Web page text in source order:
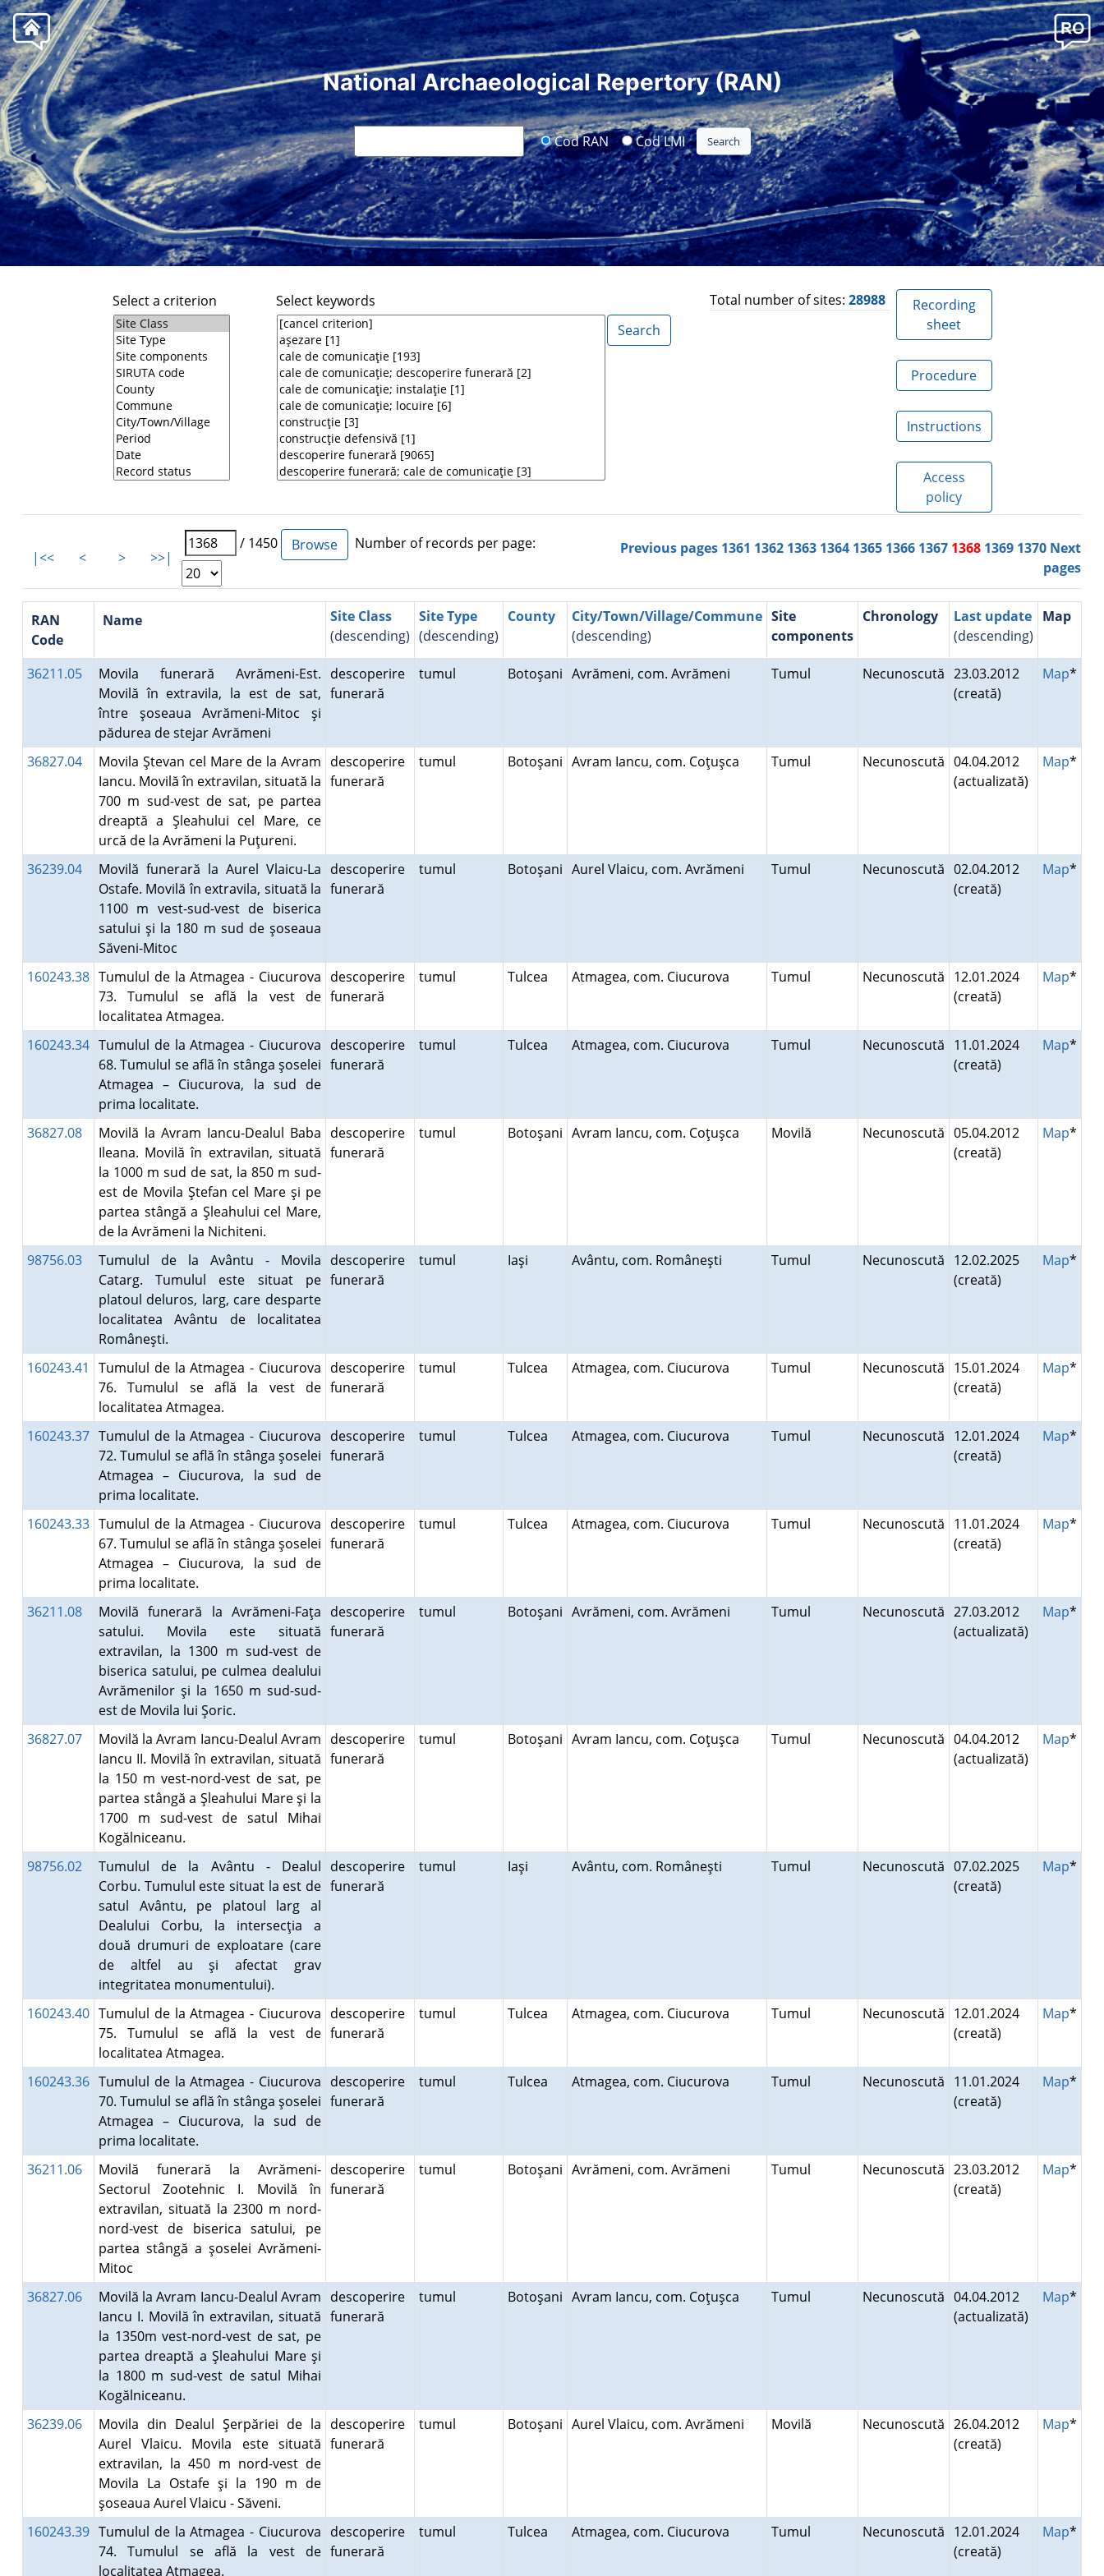
National Archaeological Repertory (RAN)
Cod RAN Cod LMI
Select a criterion Select keywords Total number of sites: 28988
Recording
sheet
Procedure
Instructions
Access
policy
|<< < > >>|
/ 1450 Number of records per page: Previous pages 1361 1362 1363 1364 1365 1366 1367 1368 1369 1370 Next
pages
RAN
Code
Name
Site Class
(descending)
Site Type
(descending)
County
City/Town/Village/Commune
(descending)
Site
components
Chronology
Last update
(descending)
Map
36211.05
Movila funerară Avrămeni-Est.
Movilă în extravila, la est de sat,
între şoseaua Avrămeni-Mitoc şi
pădurea de stejar Avrămeni
descoperire
funerară
tumul Botoşani Avrămeni, com. Avrămeni Tumul Necunoscută 23.03.2012
(creată)
Map*
36827.04
Movila Ştevan cel Mare de la Avram
Iancu. Movilă în extravilan, situată la
700 m sud-vest de sat, pe partea
dreaptă a Şleahului cel Mare, ce
urcă de la Avrămeni la Puţureni.
descoperire
funerară
tumul Botoşani Avram Iancu, com. Coţuşca Tumul Necunoscută 04.04.2012
(actualizată)
Map*
36239.04
Movilă funerară la Aurel Vlaicu-La
Ostafe. Movilă în extravila, situată la
1100 m vest-sud-vest de biserica
satului şi la 180 m sud de şoseaua
Săveni-Mitoc
descoperire
funerară
tumul Botoşani Aurel Vlaicu, com. Avrămeni Tumul Necunoscută 02.04.2012
(creată)
Map*
160243.38 Tumulul de la Atmagea - Ciucurova
73. Tumulul se află la vest de
localitatea Atmagea.
descoperire
funerară
tumul Tulcea Atmagea, com. Ciucurova Tumul Necunoscută 12.01.2024
(creată)
Map*
160243.34 Tumulul de la Atmagea - Ciucurova
68. Tumulul se află în stânga şoselei
Atmagea – Ciucurova, la sud de
prima localitate.
descoperire
funerară
tumul Tulcea Atmagea, com. Ciucurova Tumul Necunoscută 11.01.2024
(creată)
Map*
36827.08
Movilă la Avram Iancu-Dealul Baba
Ileana. Movilă în extravilan, situată
la 1000 m sud de sat, la 850 m sud-
est de Movila Ştefan cel Mare şi pe
partea stângă a Şleahului cel Mare,
de la Avrămeni la Nichiteni.
descoperire
funerară
tumul Botoşani Avram Iancu, com. Coţuşca Movilă Necunoscută 05.04.2012
(creată)
Map*
98756.03
Tumulul de la Avântu - Movila
Catarg. Tumulul este situat pe
platoul deluros, larg, care desparte
localitatea Avântu de localitatea
Româneşti.
descoperire
funerară
tumul Iaşi Avântu, com. Româneşti Tumul Necunoscută 12.02.2025
(creată)
Map*
160243.41
Tumulul de la Atmagea - Ciucurova
76. Tumulul se află la vest de
localitatea Atmagea.
descoperire
funerară
tumul Tulcea Atmagea, com. Ciucurova Tumul Necunoscută 15.01.2024
(creată)
Map*
160243.37 Tumulul de la Atmagea - Ciucurova
72. Tumulul se află în stânga şoselei
Atmagea – Ciucurova, la sud de
prima localitate.
descoperire
funerară
tumul Tulcea Atmagea, com. Ciucurova Tumul Necunoscută 12.01.2024
(creată)
Map*
160243.33 Tumulul de la Atmagea - Ciucurova
67. Tumulul se află în stânga şoselei
Atmagea – Ciucurova, la sud de
prima localitate.
descoperire
funerară
tumul Tulcea Atmagea, com. Ciucurova Tumul Necunoscută 11.01.2024
(creată)
Map*
36211.08
Movilă funerară la Avrămeni-Faţa
satului. Movila este situată
extravilan, la 1300 m sud-vest de
biserica satului, pe culmea dealului
Avrămenilor şi la 1650 m sud-sud-
est de Movila lui Şoric.
descoperire
funerară
tumul Botoşani Avrămeni, com. Avrămeni Tumul Necunoscută 27.03.2012
(actualizată)
Map*
36827.07
Movilă la Avram Iancu-Dealul Avram
Iancu II. Movilă în extravilan, situată
la 150 m vest-nord-vest de sat, pe
partea stângă a Şleahului Mare şi la
1700 m sud-vest de satul Mihai
Kogălniceanu.
descoperire
funerară
tumul Botoşani Avram Iancu, com. Coţuşca Tumul Necunoscută 04.04.2012
(actualizată)
Map*
98756.02
Tumulul de la Avântu - Dealul
Corbu. Tumulul este situat la est de
satul Avântu, pe platoul larg al
Dealului Corbu, la intersecţia a
două drumuri de exploatare (care
de altfel au şi afectat grav
integritatea monumentului).
descoperire
funerară
tumul Iaşi Avântu, com. Româneşti Tumul Necunoscută 07.02.2025
(creată)
Map*
160243.40 Tumulul de la Atmagea - Ciucurova
75. Tumulul se află la vest de
localitatea Atmagea.
descoperire
funerară
tumul Tulcea Atmagea, com. Ciucurova Tumul Necunoscută 12.01.2024
(creată)
Map*
160243.36 Tumulul de la Atmagea - Ciucurova
70. Tumulul se află în stânga şoselei
Atmagea – Ciucurova, la sud de
prima localitate.
descoperire
funerară
tumul Tulcea Atmagea, com. Ciucurova Tumul Necunoscută 11.01.2024
(creată)
Map*
36211.06
Movilă funerară la Avrămeni-
Sectorul Zootehnic I. Movilă în
extravilan, situată la 2300 m nord-
nord-vest de biserica satului, pe
partea stângă a şoselei Avrămeni-
Mitoc
descoperire
funerară
tumul Botoşani Avrămeni, com. Avrămeni Tumul Necunoscută 23.03.2012
(creată)
Map*
36827.06
Movilă la Avram Iancu-Dealul Avram
Iancu I. Movilă în extravilan, situată
la 1350m vest-nord-vest de sat, pe
partea dreaptă a Şleahului Mare şi
la 1800 m sud-vest de satul Mihai
Kogălniceanu.
descoperire
funerară
tumul Botoşani Avram Iancu, com. Coţuşca Tumul Necunoscută 04.04.2012
(actualizată)
Map*
36239.06
Movila din Dealul Şerpăriei de la
Aurel Vlaicu. Movila este situată
extravilan, la 450 m nord-vest de
Movila La Ostafe şi la 190 m de
şoseaua Aurel Vlaicu - Săveni.
descoperire
funerară
tumul Botoşani Aurel Vlaicu, com. Avrămeni Movilă Necunoscută 26.04.2012
(creată)
Map*
160243.39 Tumulul de la Atmagea - Ciucurova
74. Tumulul se află la vest de
localitatea Atmagea.
descoperire
funerară
tumul Tulcea Atmagea, com. Ciucurova Tumul Necunoscută 12.01.2024
(creată)
Map*